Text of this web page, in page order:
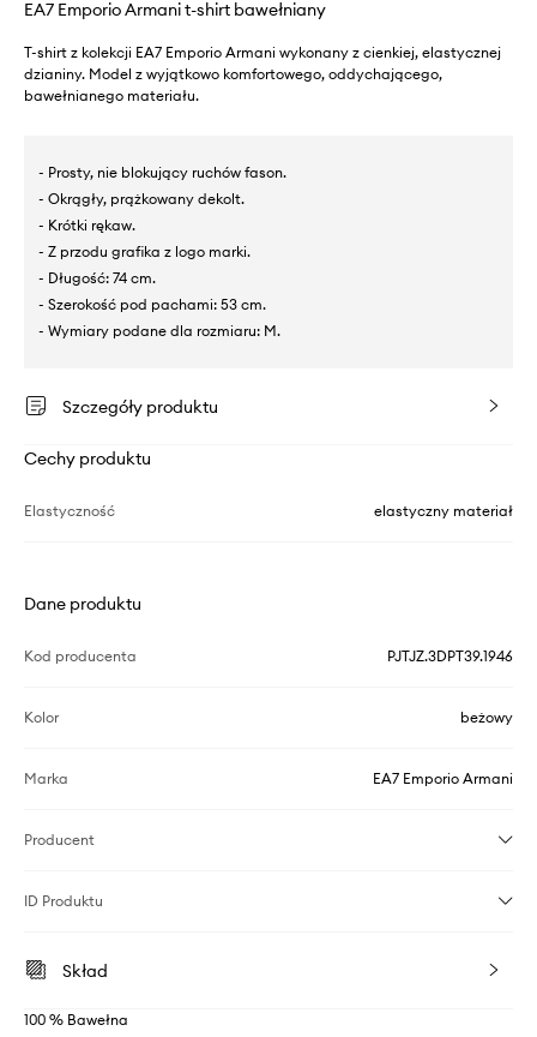
EA7 Emporio Armani t-shirt bawełniany
T-shirt z kolekcji EA7 Emporio Armani wykonany z cienkiej, elastycznej
dzianiny. Model z wyjątkowo komfortowego, oddychającego,
bawełnianego materiału.
- Prosty, nie blokujący ruchów fason.
- Okrągły, prążkowany dekolt.
- Krótki rękaw.
- Z przodu grafika z logo marki.
- Długość: 74 cm.
- Szerokość pod pachami: 53 cm.
- Wymiary podane dla rozmiaru: M.
Szczegóły produktu
Cechy produktu
Elastyczność elastyczny materiał
Dane produktu
Kod producenta PJTJZ.3DPT39.1946
Kolor beżowy
Marka EA7 Emporio Armani
Producent
ID Produktu
Skład
100 % Bawełna